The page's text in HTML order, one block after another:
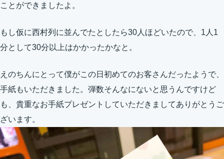
ことができましたよ。
もし仮に西村列に並んでたとしたら30人ほどいたので、1人1
分として30分以上はかかったかなと。
えのちんにとって僕がこの日初めてのお客さんだったようで、
手紙もいただきました。弾数そんなにないと思うんですけど
も、貴重なお手紙プレゼントしていただきましてありがとうご
ざいます。